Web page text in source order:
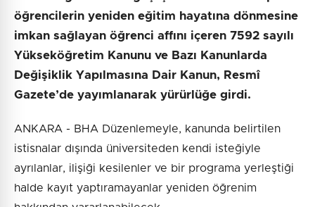
öğrencilerin yeniden eğitim hayatına dönmesine
imkan sağlayan öğrenci affını içeren 7592 sayılı
Yükseköğretim Kanunu ve Bazı Kanunlarda
Değişiklik Yapılmasına Dair Kanun, Resmî
Gazete’de yayımlanarak yürürlüğe girdi.
ANKARA - BHA Düzenlemeyle, kanunda belirtilen
istisnalar dışında üniversiteden kendi isteğiyle
ayrılanlar, ilişiği kesilenler ve bir programa yerleştiği
halde kayıt yaptıramayanlar yeniden öğrenim